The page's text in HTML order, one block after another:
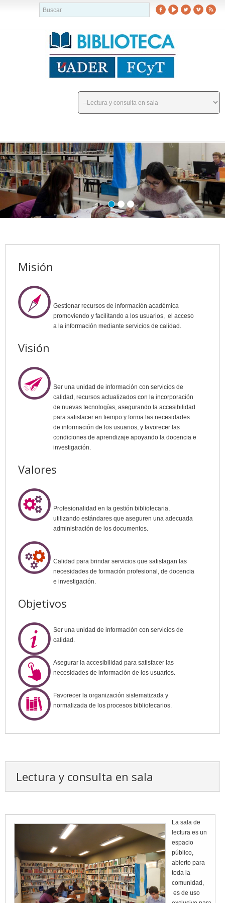
buscador
Misión
Gestionar recursos de información académica
promoviendo y facilitando a los usuarios, el acceso
a la información mediante servicios de calidad.
Visión
Ser una unidad de información con servicios de
calidad, recursos actualizados con la incorporación
de nuevas tecnologías, asegurando la accesibilidad
para satisfacer en tiempo y forma las necesidades
de información de los usuarios, y favorecer las
condiciones de aprendizaje apoyando la docencia e
investigación.
Valores
Profesionalidad en la gestión bibliotecaria,
utilizando estándares que aseguren una adecuada
administración de los documentos.
Calidad para brindar servicios que satisfagan las
necesidades de formación profesional, de docencia
e investigación.
Objetivos
Ser una unidad de información con servicios de
calidad.
Asegurar la accesibilidad para satisfacer las
necesidades de información de los usuarios.
Favorecer la organización sistematizada y
normalizada de los procesos bibliotecarios.
Lectura y consulta en sala
La sala de
lectura es un
espacio
público,
abierto para
toda la
comunidad,
es de uso